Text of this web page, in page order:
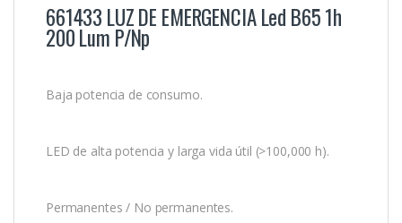
661433 LUZ DE EMERGENCIA Led B65 1h
200 Lum P/Np
Baja potencia de consumo.
LED de alta potencia y larga vida útil (>100,000 h).
Permanentes / No permanentes.